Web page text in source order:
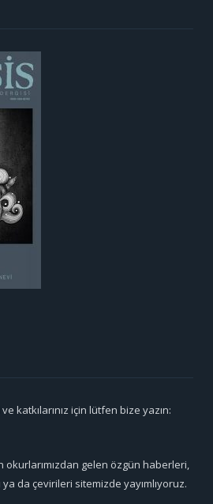
katkılarınız için lütfen bize yazın:
okurlarımızdan gelen özgün haberleri,
ya da çevirileri sitemizde yayımlıyoruz.